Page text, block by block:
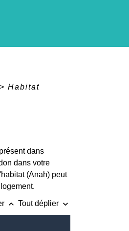
> Habitat
dans
dans votre
(Anah) peut
keyboard_arrow_up Tout déplier keyboard_arrow_down